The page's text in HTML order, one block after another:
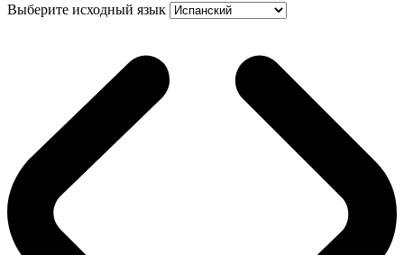
Выберите исходный язык